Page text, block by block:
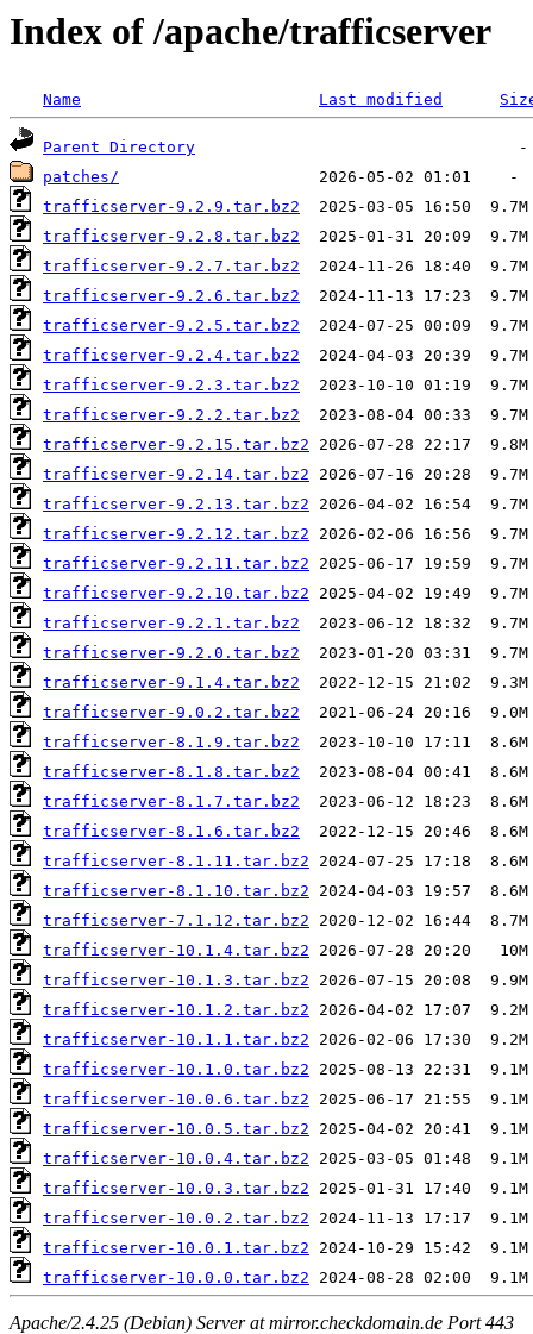
Index of /apache/trafficserver
Name Last modified
Parent Directory
patches/
trafficserver-9.2.9.tar.bz2
trafficserver-9.2.8.tar.bz2
trafficserver-9.2.7.tar.bz2
trafficserver-9.2.6.tar.bz2
trafficserver-9.2.5.tar.bz2
trafficserver-9.2.4.tar.bz2
trafficserver-9.2.3.tar.bz2
trafficserver-9.2.2.tar.bz2
trafficserver-9.2.15.tar.bz2
trafficserver-9.2.14.tar.bz2
trafficserver-9.2.13.tar.bz2
trafficserver-9.2.12.tar.bz2
trafficserver-9.2.11.tar.bz2
trafficserver-9.2.10.tar.bz2
trafficserver-9.2.1.tar.bz2
trafficserver-9.2.0.tar.bz2
trafficserver-9.1.4.tar.bz2
trafficserver-9.0.2.tar.bz2
trafficserver-8.1.9.tar.bz2
trafficserver-8.1.8.tar.bz2
trafficserver-8.1.7.tar.bz2
trafficserver-8.1.6.tar.bz2
trafficserver-8.1.11.tar.bz2
trafficserver-8.1.10.tar.bz2
trafficserver-7.1.12.tar.bz2
trafficserver-10.1.4.tar.bz2
trafficserver-10.1.3.tar.bz2
trafficserver-10.1.2.tar.bz2
trafficserver-10.1.1.tar.bz2
trafficserver-10.1.0.tar.bz2
trafficserver-10.0.6.tar.bz2
trafficserver-10.0.5.tar.bz2
trafficserver-10.0.4.tar.bz2
trafficserver-10.0.3.tar.bz2
trafficserver-10.0.2.tar.bz2
trafficserver-10.0.1.tar.bz2
trafficserver-10.0.0.tar.bz2
Apache/2.4.25 (Debian) Server at mirror.checkdomain.de Port 443